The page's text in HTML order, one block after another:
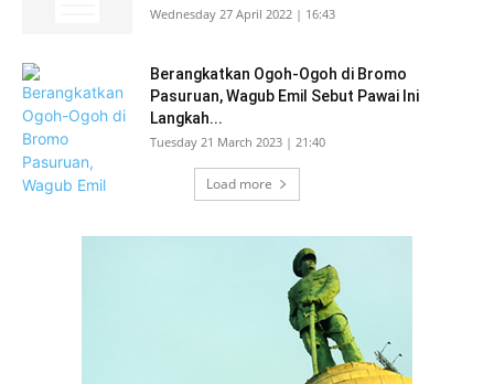
Wednesday 27 April 2022 | 16:43
Berangkatkan Ogoh-Ogoh di Bromo
Pasuruan, Wagub Emil Sebut Pawai Ini
Langkah...
Tuesday 21 March 2023 | 21:40
Load more